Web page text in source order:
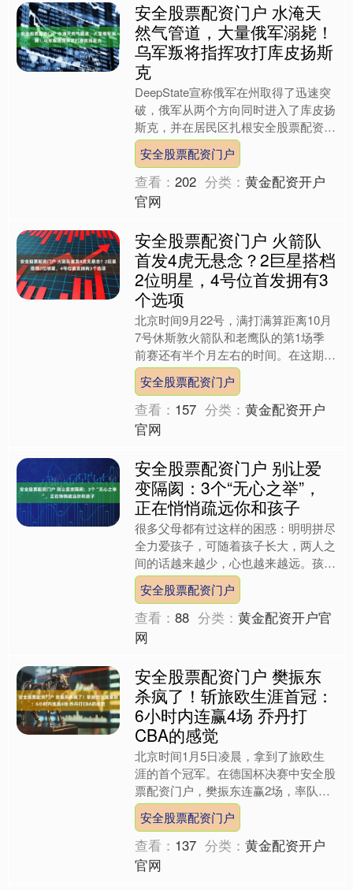
安全股票配资门户 水淹天
然气管道，大量俄军溺毙！
乌军叛将指挥攻打库皮扬斯
克
DeepState宣称俄军在州取得了迅速突
破，俄军从两个方向同时进入了库皮扬
斯克，并在居民区扎根安全股票配资门
户，来自北方的灰色区域已蔓延到市中
心。 鉴于Dee....
安全股票配资门户
查看：202 分类：黄金配资开户
官网
安全股票配资门户 火箭队
首发4虎无悬念？2巨星搭档
2位明星，4号位首发拥有3
个选项
北京时间9月22号，满打满算距离10月
7号休斯敦火箭队和老鹰队的第1场季
前赛还有半个月左右的时间。在这期
间，火箭队会进行几天的训练营，而且
球员们可能还会提前在一....
安全股票配资门户
查看： 157 分类：黄金配资开户
官网
安全股票配资门户 别让爱
变隔阂：3个“无心之举”，
正在悄悄疏远你和孩子
很多父母都有过这样的困惑：明明拼尽
全力爱孩子，可随着孩子长大，两人之
间的话越来越少，心也越来越远。孩子
不再主动分享自己的事情，无论是学习
还是生活，回家总喜欢自己....
安全股票配资门户
查看：88 分类：黄金配资开户官
网
安全股票配资门户 樊振东
杀疯了！斩旅欧生涯首冠：
6小时内连赢4场 乔丹打
CBA的感觉
北京时间1月5日凌晨，拿到了旅欧生
涯的首个冠军。在德国杯决赛中安全股
票配资门户，樊振东连赢2场，率队夺
冠。赛后，他也被评为了最有价值球
员。 昨日晚间，德国杯半决....
安全股票配资门户
查看： 137 分类：黄金配资开户
官网